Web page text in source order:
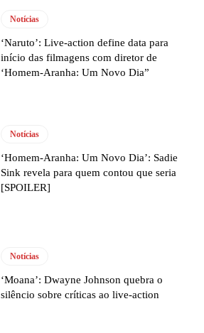
Notícias
‘Naruto’: Live-action define data para
início das filmagens com diretor de
‘Homem-Aranha: Um Novo Dia”
Notícias
‘Homem-Aranha: Um Novo Dia’: Sadie
Sink revela para quem contou que seria
[SPOILER]
Notícias
‘Moana’: Dwayne Johnson quebra o
silêncio sobre críticas ao live-action